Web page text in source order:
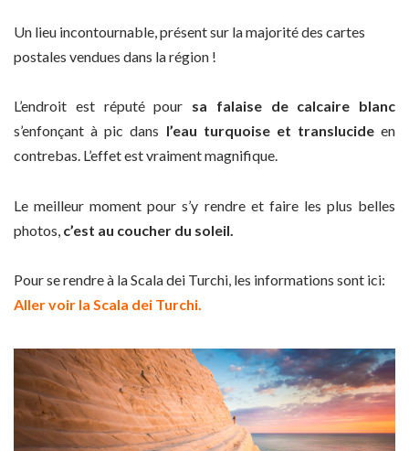
Un lieu incontournable, présent sur la majorité des cartes
postales vendues dans la région !
L’endroit est réputé pour sa falaise de calcaire blanc
s’enfonçant à pic dans l’eau turquoise et translucideen
contrebas. L’effet est vraiment magnifique.
Le meilleur moment pour s’y rendre et faire les plus belles
photos, c’est au coucher du soleil.
Pour se rendre à la Scala dei Turchi, les informations sont ici:
Aller voir la Scala dei Turchi.